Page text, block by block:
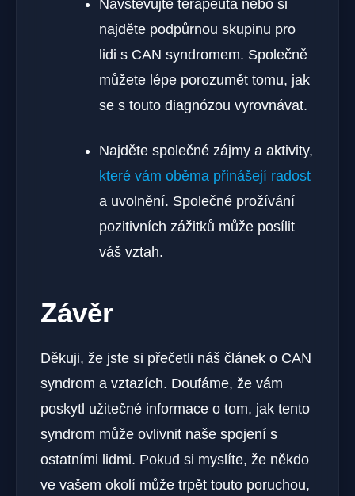
Navštěvujte terapeuta nebo ⁢si⁣
najděte podpůrnou⁤ skupinu pro
⁤lidi⁣ s CAN syndromem. Společně
můžete lépe porozumět tomu, jak
se s‍ touto‍ diagnózou vyrovnávat.
Najděte ‌společné zájmy‌ a aktivity,
které vám ​oběma přinášejí radost
a uvolnění. Společné prožívání
⁢pozitivních zážitků může posílit
váš vztah.
Závěr
Děkuji, že jste si přečetli náš článek o⁣ CAN
syndrom⁣ a vztazích. Doufáme, že vám
‌poskytl užitečné informace o tom, jak tento
syndrom může ovlivnit naše spojení s
ostatními lidmi. Pokud si myslíte, že někdo
ve ‍vašem okolí může trpět touto poruchou,